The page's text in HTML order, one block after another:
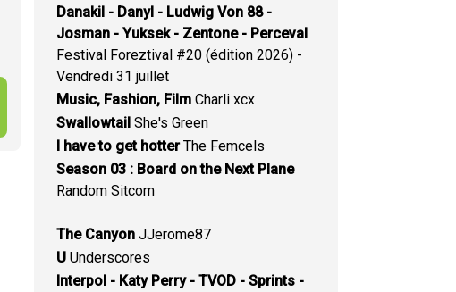
Danakil - Danyl - Ludwig Von 88 -
Josman - Yuksek - Zentone - Perceval
Festival Foreztival #20 (édition 2026) -
Vendredi 31 juillet
Music, Fashion, Film Charli xcx
Swallowtail She's Green
I have to get hotterThe Femcels
Season 03 : Board on the Next Plane
Random Sitcom
The Canyon JJerome87
U Underscores
Interpol - Katy Perry - TVOD - Sprints -